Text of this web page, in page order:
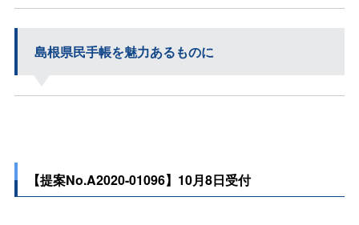
島根県民手帳を魅力あるものに
【提案No.A2020-01096】10月8日受付